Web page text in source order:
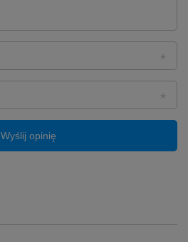
Wyślij opinię